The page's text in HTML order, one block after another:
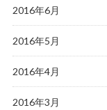
2016年6月
2016年5月
2016年4月
2016年3月